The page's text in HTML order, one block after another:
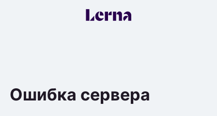
Ошибка сервера